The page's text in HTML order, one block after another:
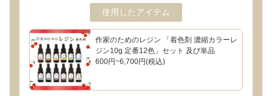
使用したアイテム
作家のためのレジン 「着色剤 濃縮カラーレ
ジン10g 定番12色」セット 及び単品
600円~6,700円(税込)